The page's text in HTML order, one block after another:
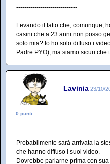
------------------------------
Levando il fatto che, comunque,
casini che a 23 anni non posso
solo mia? Io ho solo diffuso i
Padre PYO), ma siamo sicuri che
Lavinia 23/10/
0 punti
Probabilmente sarà arrivata la
che hanno diffuso i suoi video.
Dovrebbe parlarne prima con